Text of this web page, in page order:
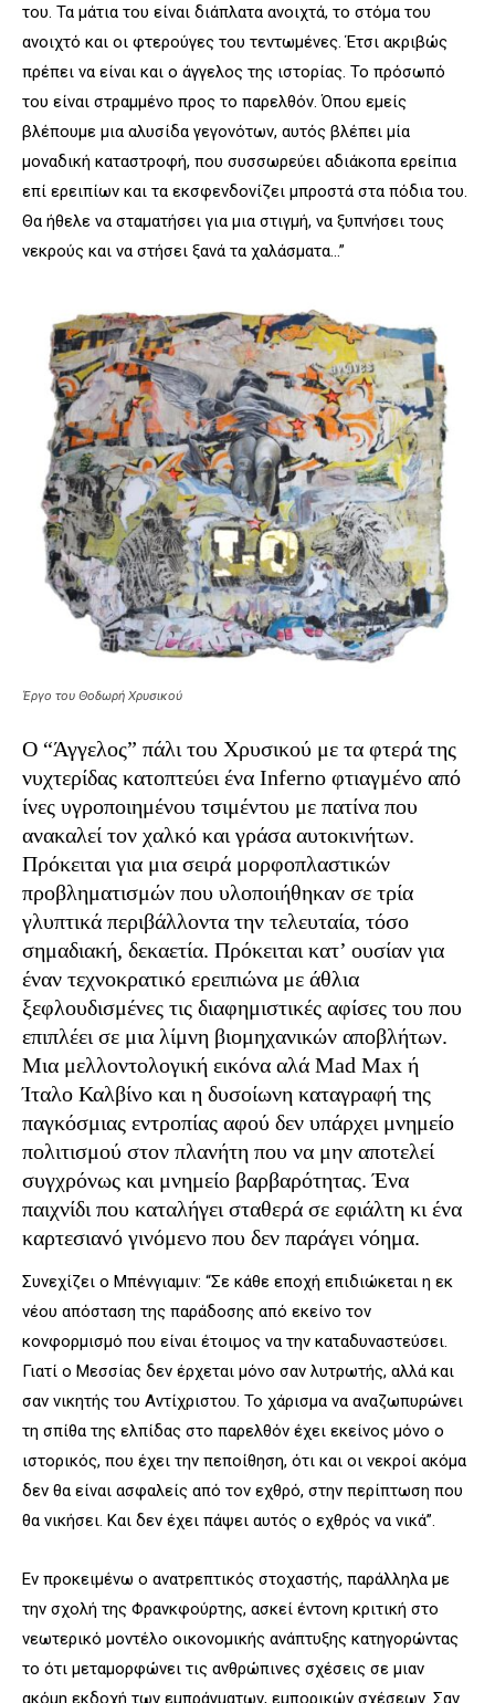
του. Τα μάτια του είναι διάπλατα ανοιχτά, το στόμα του
ανοιχτό και οι φτερούγες του τεντωμένες. Έτσι ακριβώς
πρέπει να είναι και ο άγγελος της ιστορίας. Το πρόσωπό
του είναι στραμμένο προς το παρελθόν. Όπου εμείς
βλέπουμε μια αλυσίδα γεγονότων, αυτός βλέπει μία
μοναδική καταστροφή, που συσσωρεύει αδιάκοπα ερείπια
επί ερειπίων και τα εκσφενδονίζει μπροστά στα πόδια του.
Θα ήθελε να σταματήσει για μια στιγμή, να ξυπνήσει τους
νεκρούς και να στήσει ξανά τα χαλάσματα…”
Έργο του Θοδωρή Χρυσικού
Ο “Άγγελος” πάλι του Χρυσικού με τα φτερά της
νυχτερίδας κατοπτεύει ένα Inferno φτιαγμένο από
ίνες υγροποιημένου τσιμέντου με πατίνα που
ανακαλεί τον χαλκό και γράσα αυτοκινήτων.
Πρόκειται για μια σειρά μορφοπλαστικών
προβληματισμών που υλοποιήθηκαν σε τρία
γλυπτικά περιβάλλοντα την τελευταία, τόσο
σημαδιακή, δεκαετία. Πρόκειται κατ’ ουσίαν για
έναν τεχνοκρατικό ερειπιώνα με άθλια
ξεφλουδισμένες τις διαφημιστικές αφίσες του που
επιπλέει σε μια λίμνη βιομηχανικών αποβλήτων.
Μια μελλοντολογική εικόνα αλά Mad Max ή
Ίταλο Καλβίνο και η δυσοίωνη καταγραφή της
παγκόσμιας εντροπίας αφού δεν υπάρχει μνημείο
πολιτισμού στον πλανήτη που να μην αποτελεί
συγχρόνως και μνημείο βαρβαρότητας. Ένα
παιχνίδι που καταλήγει σταθερά σε εφιάλτη κι ένα
καρτεσιανό γινόμενο που δεν παράγει νόημα.
Συνεχίζει ο Μπένγιαμιν: “Σε κάθε εποχή επιδιώκεται η εκ
νέου απόσταση της παράδοσης από εκείνο τον
κονφορμισμό που είναι έτοιμος να την καταδυναστεύσει.
Γιατί ο Μεσσίας δεν έρχεται μόνο σαν λυτρωτής, αλλά και
σαν νικητής του Αντίχριστου. Το χάρισμα να αναζωπυρώνει
τη σπίθα της ελπίδας στο παρελθόν έχει εκείνος μόνο ο
ιστορικός, που έχει την πεποίθηση, ότι και οι νεκροί ακόμα
δεν θα είναι ασφαλείς από τον εχθρό, στην περίπτωση που
θα νικήσει. Και δεν έχει πάψει αυτός ο εχθρός να νικά”.
Εν προκειμένω ο ανατρεπτικός στοχαστής, παράλληλα με
την σχολή της Φρανκφούρτης, ασκεί έντονη κριτική στο
νεωτερικό μοντέλο οικονομικής ανάπτυξης κατηγορώντας
το ότι μεταμορφώνει τις ανθρώπινες σχέσεις σε μιαν
ακόμη εκδοχή των εμπράγματων, εμπορικών σχέσεων. Σαν